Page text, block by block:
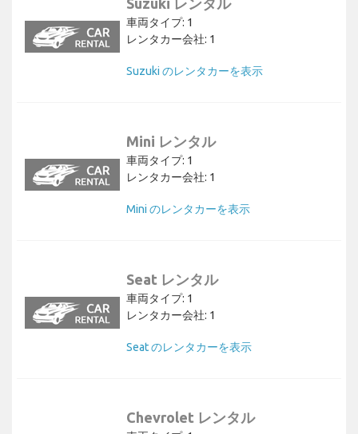
Suzuki レンタル
車両タイプ: 1
レンタカー会社: 1
Suzuki のレンタカーを表示
Mini レンタル
車両タイプ: 1
レンタカー会社: 1
Mini のレンタカーを表示
Seat レンタル
車両タイプ: 1
レンタカー会社: 1
Seat のレンタカーを表示
Chevrolet レンタル